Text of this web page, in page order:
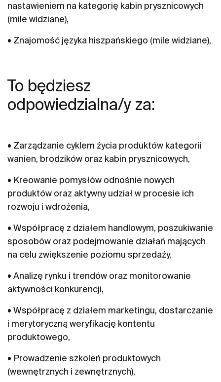
nastawieniem na kategorię kabin prysznicowych
(mile widziane),
• Znajomość języka hiszpańskiego (mile widziane),
To będziesz
odpowiedzialna/y za:
• Zarządzanie cyklem życia produktów kategorii
wanien, brodzików oraz kabin prysznicowych,
• Kreowanie pomysłów odnośnie nowych
produktów oraz aktywny udział w procesie ich
rozwoju i wdrożenia,
• Współpracę z działem handlowym, poszukiwanie
sposobów oraz podejmowanie działań mających
na celu zwiększenie poziomu sprzedaży,
• Analizę rynku i trendów oraz monitorowanie
aktywności konkurencji,
• Współpracę z działem marketingu, dostarczanie
i merytoryczną weryfikację kontentu
produktowego,
• Prowadzenie szkoleń produktowych
(wewnętrznych i zewnętrznych),